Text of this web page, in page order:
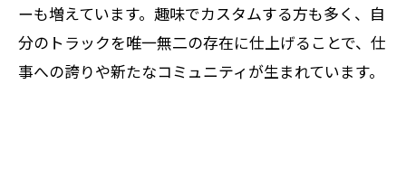
ーも増えています。趣味でカスタムする方も多く、自
分のトラックを唯一無二の存在に仕上げることで、仕
事への誇りや新たなコミュニティが生まれています。